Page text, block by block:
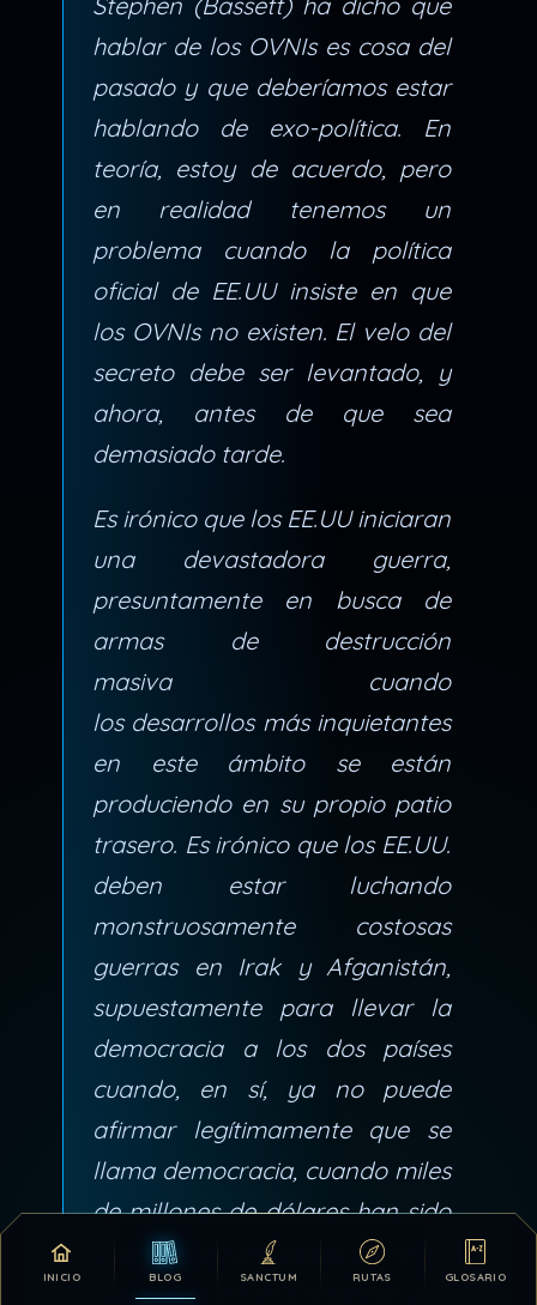
INICIO BLOG SANCTUM RUTAS GLOSARIO
hablar de los OVNIs es cosa del
pasado y que deberíamos estar
hablando de exo-política. En
teoría, estoy de acuerdo, pero
en realidad tenemos un
problema cuando la política
oficial de EE.UU insiste en que
los OVNIs no existen. El velo del
secreto debe ser levantado, y
ahora, antes de que sea
demasiado tarde.
Es irónico que los EE.UU iniciaran
una devastadora guerra,
presuntamente en busca de
armas de destrucción
masiva cuando
los desarrollos más inquietantes
en este ámbito se están
produciendo en su propio patio
trasero. Es irónico que los EE.UU.
deben estar luchando
monstruosamente costosas
guerras en Irak y Afganistán,
supuestamente para llevar la
democracia a los dos países
cuando, en sí, ya no puede
afirmar legítimamente que se
llama democracia, cuando miles
de millones de dólares han sido
gastados en proyectos sobre los
que tanto en el Congreso y el